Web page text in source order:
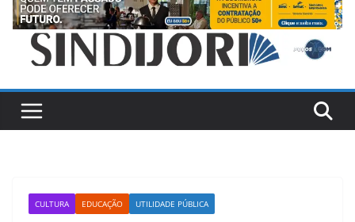
CULTURA EDUCAÇÃO UTILIDADE PÚBLICA